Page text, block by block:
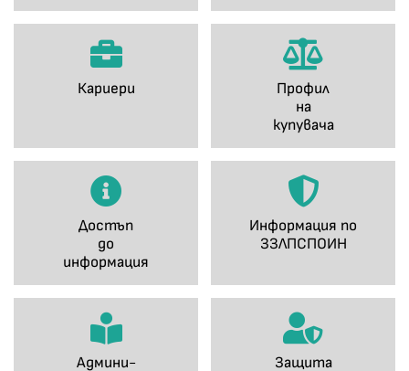
Кариери
Профил
на
купувача
Достъп
до
информация
Информация по
ЗЗЛПСПОИН
Админи-
Защита